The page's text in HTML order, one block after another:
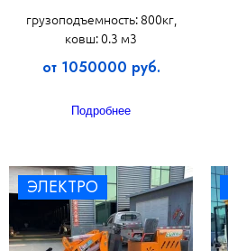
грузоподъемность: 800кг,
ковш: 0.3 м3
от 1050000 руб.
Подробнее
ЭЛЕКТРО